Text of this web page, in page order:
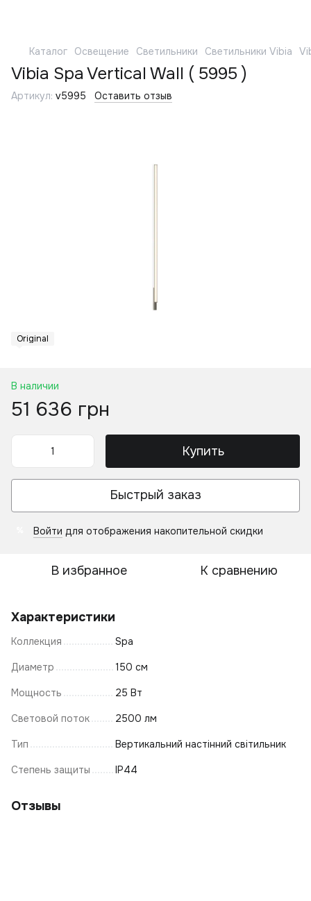
Каталог Освещение Светильники Светильники Vibia
Vibia Spa Vertical Wall ( 5995 )
Артикул: v5995 Оставить отзыв
Original
В наличии
51 636 грн
Купить
Быстрый заказ
Войти для отображения накопительной скидки
В избранное К сравнению
Характеристики
Коллекция Spa
Диаметр 150 см
Мощность 25 Вт
Световой поток 2500 лм
Тип Вертикальний настінний світильник
Степень защиты IP44
Отзывы